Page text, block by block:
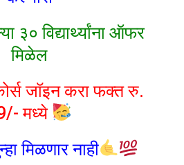
३० विद्यार्थ्यांना ऑफर
मिळेल
जॉइन करा फक्त रु.
मध्ये
मिळणार नाही